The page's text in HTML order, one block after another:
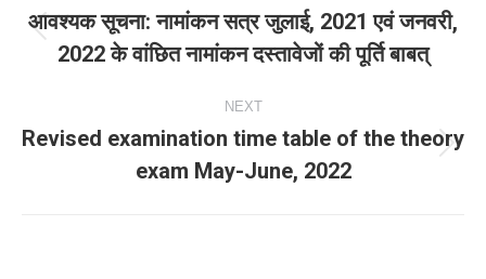
navigation
Previous
post:
आवश्‍यक सूचना: नामांकन सत्र जुलाई, 2021 एवं जनवरी,
2022 के वांछित नामांकन दस्‍तावेजों की पूर्ति बाबत्
NEXT
post:
Revised examination time table of the theory
exam May-June, 2022